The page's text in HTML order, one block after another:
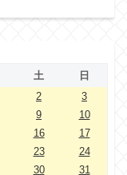
土
日
2
3
9
10
16
17
23
24
30 31